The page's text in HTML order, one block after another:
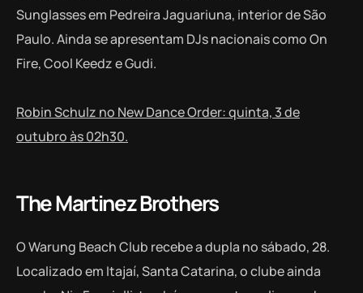
Sunglasses em Pedreira Jaguariuna, interior de São
Paulo. Ainda se apresentam DJs nacionais como On
Fire, Cool Keedz e Gudi.
Robin Schulz no New Dance Order: quinta, 3 de
outubro às 02h30.
The Martinez Brothers
O Warung Beach Club recebe a dupla no sábado, 28.
Localizado em Itajaí, Santa Catarina, o clube ainda